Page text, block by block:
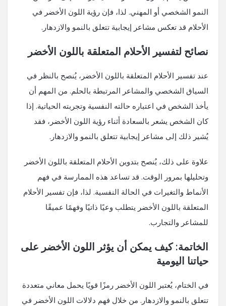
النمو الشخصي أو المهني. لذا، فإن رؤية اللون الأخضر في
الأحلام قد تعكس مشاعر إيجابية تتعلق بالنمو والازدهار.
نصائح لتفسير الأحلام المتعلقة باللون الأخضر
عند تفسير الأحلام المتعلقة باللون الأخضر، يُنصح بالنظر في
السياق الشخصي والمشاعر المرتبطة بالحلم. من المهم أن
يأخذ الشخص في اعتباره حالته النفسية وتجربته الحياتية. إذا
كان الشخص يشعر بالسعادة أثناء رؤية اللون الأخضر، فقد
يُشير ذلك إلى مشاعر إيجابية تتعلق بالنمو والازدهار.
علاوة على ذلك، يُنصح بتدوين الأحلام المتعلقة باللون الأخضر
وتحليلها بمرور الوقت. قد تساعد هذه الممارسة في فهم
الأنماط والتغيرات في الحالة النفسية. لذا، فإن تفسير الأحلام
المتعلقة باللون الأخضر يتطلب وعيًا ذاتيًا وفهمًا عميقًا
للمشاعر والتجارب.
الخاتمة: كيف يمكن أن يؤثر اللون الأخضر على
حياتنا اليومية
في الختام، يُعتبر اللون الأخضر رمزًا قويًا يحمل معاني متعددة
تتعلق بالنمو والازدهار. من خلال فهم دلالات اللون الأخضر في